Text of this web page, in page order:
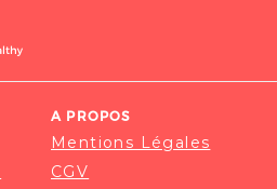
A PROPOS
Mentions Légales
CGV